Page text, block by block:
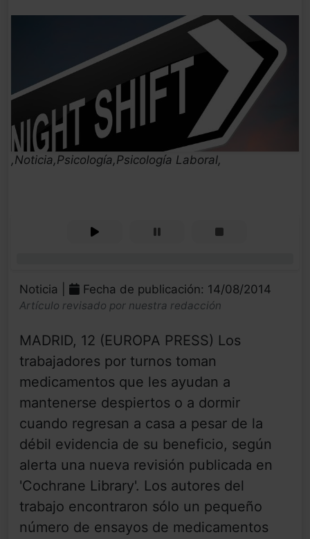
,Noticia,Psicología,Psicología Laboral,
Noticia | Fecha de publicación: 14/08/2014
Artículo revisado por nuestra redacción
MADRID, 12 (EUROPA PRESS) Los
trabajadores por turnos toman
medicamentos que les ayudan a
mantenerse despiertos o a dormir
cuando regresan a casa a pesar de la
débil evidencia de su beneficio, según
alerta una nueva revisión publicada en
'Cochrane Library'. Los autores del
trabajo encontraron sólo un pequeño
número de ensayos de medicamentos